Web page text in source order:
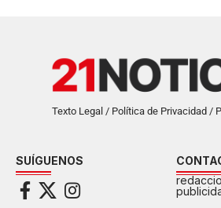
Texto Legal / Política de Privacidad /
SUÍGUENOS